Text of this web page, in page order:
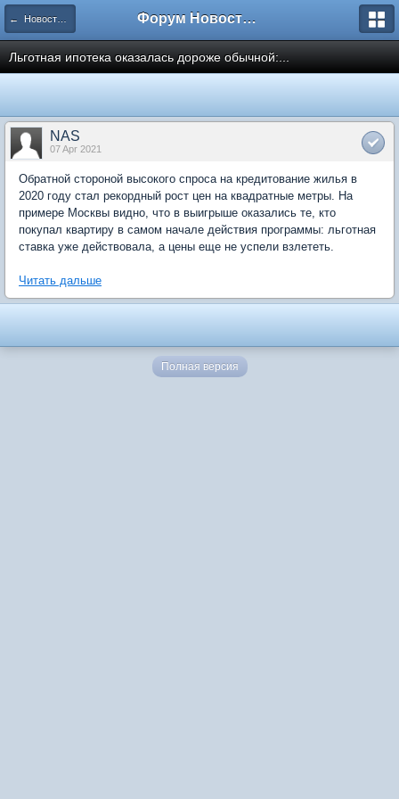
← Новости рынка недвижимости Форум Новостройки
Льготная ипотека оказалась дороже обычной:...
NAS
07 Apr 2021
Обратной стороной высокого спроса на кредитование жилья в
2020 году стал рекордный рост цен на квадратные метры. На
примере Москвы видно, что в выигрыше оказались те, кто
покупал квартиру в самом начале действия программы: льготная
ставка уже действовала, а цены еще не успели взлететь.
Читать дальше
Полная версия